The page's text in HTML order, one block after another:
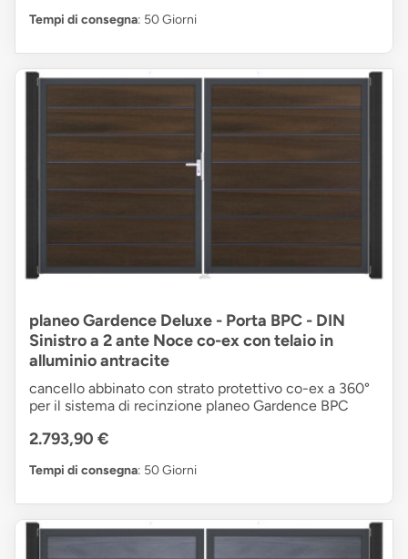
Tempi di consegna: 50 Giorni
planeo Gardence Deluxe - Porta BPC - DIN
Sinistro a 2 ante Noce co-ex con telaio in
alluminio antracite
cancello abbinato con strato protettivo co-ex a 360°
per il sistema di recinzione planeo Gardence BPC
2.793,90 €
Tempi di consegna: 50 Giorni